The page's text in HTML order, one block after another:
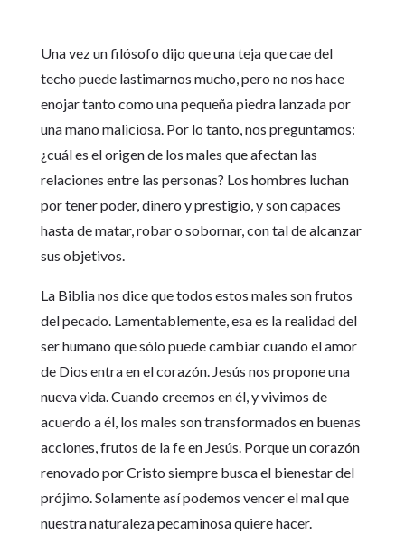
Una vez un filósofo dijo que una teja que cae del
techo puede lastimarnos mucho, pero no nos hace
enojar tanto como una pequeña piedra lanzada por
una mano maliciosa. Por lo tanto, nos preguntamos:
¿cuál es el origen de los males que afectan las
relaciones entre las personas? Los hombres luchan
por tener poder, dinero y prestigio, y son capaces
hasta de matar, robar o sobornar, con tal de alcanzar
sus objetivos.
La Biblia nos dice que todos estos males son frutos
del pecado. Lamentablemente, esa es la realidad del
ser humano que sólo puede cambiar cuando el amor
de Dios entra en el corazón. Jesús nos propone una
nueva vida. Cuando creemos en él, y vivimos de
acuerdo a él, los males son transformados en buenas
acciones, frutos de la fe en Jesús. Porque un corazón
renovado por Cristo siempre busca el bienestar del
prójimo. Solamente así podemos vencer el mal que
nuestra naturaleza pecaminosa quiere hacer.